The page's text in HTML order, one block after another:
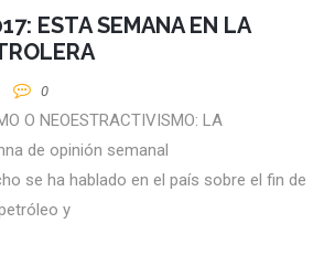
ESTA SEMANA EN LA
0
O NEOESTRACTIVISMO: LA
de opinión semanal
se ha hablado en el país sobre el fin de
y